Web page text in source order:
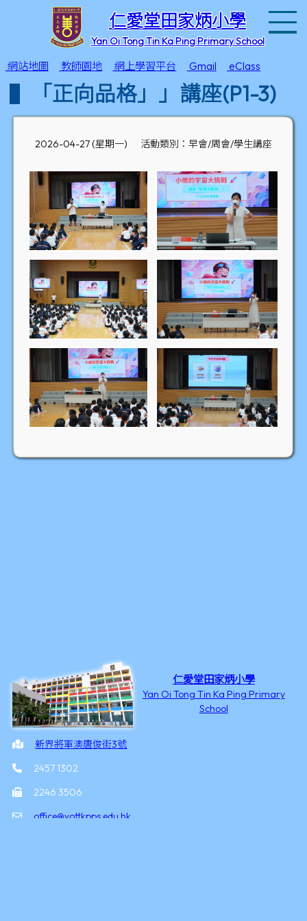
仁愛堂田家炳小學
Yan Oi Tong Tin Ka Ping Primary School
網站地圖 教師園地 網上學習平台 Gmail eClass
「正向品格」」講座(P1-3)
2026-04-27 (星期一) 活動類別：早會/周會/學生講座
仁愛堂田家炳小學
Yan Oi Tong Tin Ka Ping Primary
School
新界將軍澳唐俊街3號
2457 1302
2246 3506
office@yottkpps.edu.hk